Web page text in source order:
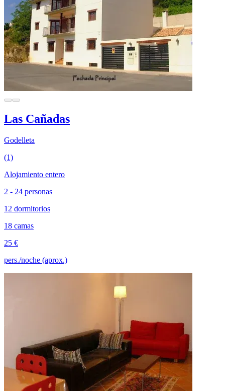
Las Cañadas
Godelleta
(1)
Alojamiento entero
2 - 24 personas
12 dormitorios
18 camas
25 €
pers./noche (aprox.)